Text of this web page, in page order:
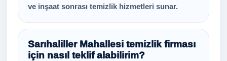
ve inşaat sonrası temizlik hizmetleri sunar.
Sarıhaliller Mahallesi temizlik firması
için nasıl teklif alabilirim?